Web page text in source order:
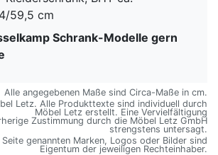
59,5 cm
Schrank-Modelle gern
Alle angegebenen Maße sind Circa-Maße in cm.
Letz. Alle Produkttexte sind individuell durch
Möbel Letz erstellt. Eine Vervielfältigung
Zustimmung durch die Möbel Letz GmbH
strengstens untersagt.
genannten Marken, Logos oder Bilder sind
Eigentum der jeweiligen Rechteinhaber.